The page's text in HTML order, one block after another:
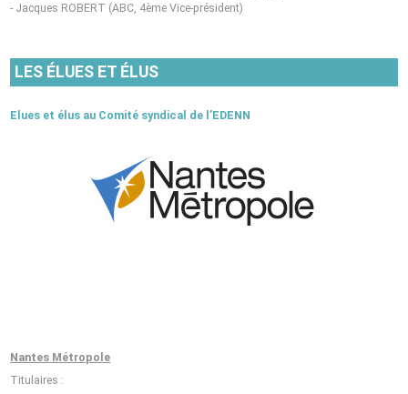
Jacques ROBERT (ABC, 4ème Vice-président)
LES ÉLUES ET ÉLUS
Elues et élus au Comité syndical de l’EDENN
Nantes Métropole
Titulaires :